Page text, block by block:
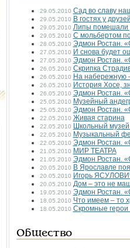
29.05.2010 Сад во славу
29.05.2010 В гостях у
29.05.2010 Липы помешали
29.05.2010 С мольбертом
28.05.2010 Эдмон Ростан.
27.05.2010 И снова будет
27.05.2010 Эдмон Ростан.
26.05.2010 Скрипка
26.05.2010 На набережную
26.05.2010 История Хосе,
26.05.2010 Эдмон Ростан.
25.05.2010 Музейный
25.05.2010 Эдмон Ростан.
22.05.2010 Живая старина
22.05.2010 Школьный
22.05.2010 Музыкальный
22.05.2010 Эдмон Ростан.
21.05.2010 МИР ТЕАТРА
21.05.2010 Эдмон Ростан.
20.05.2010 В Ярославле
20.05.2010 Игорь
20.05.2010 Дом – это не
19.05.2010 Эдмон Ростан.
18.05.2010 Что имеем – то
18.05.2010 Скромные герои
Общество